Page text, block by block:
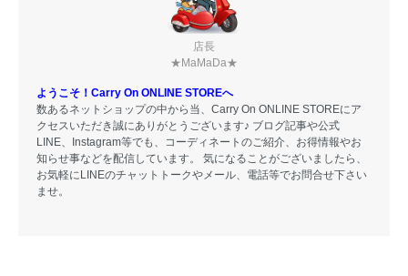
店長
★MaMaDa★
ようこそ！Carry On ONLINE STOREへ
数あるネットショップの中から当、Carry On ONLINE STOREにア
クセスいただき誠にありがとうございます♪ ブログ記事や公式
LINE、Instagram等でも、コーディネートのご紹介、お得情報やお
知らせ事などを配信しています。 気になることがございましたら、
お気軽にLINEのチャットトークやメール、電話等でお問合せ下さい
ませ。